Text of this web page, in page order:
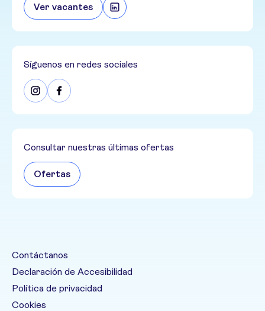
Ver vacantes
Síguenos en redes sociales
Consultar nuestras últimas ofertas
Ofertas
Contáctanos
Declaración de Accesibilidad
Política de privacidad
Cookies